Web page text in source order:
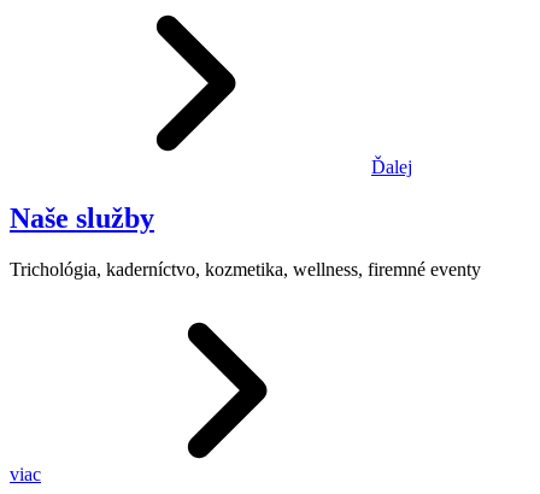
Ďalej
Naše služby
Trichológia, kaderníctvo, kozmetika, wellness, firemné eventy
viac